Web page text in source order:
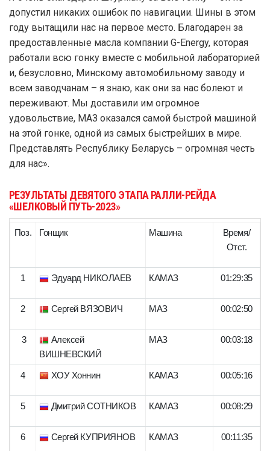
допустил никаких ошибок по навигации. Шины в этом
году вытащили нас на первое место. Благодарен за
предоставленные масла компании G-Energy, которая
работали всю гонку вместе с мобильной лабораторией
и, безусловно, Минскому автомобильному заводу и
всем заводчанам – я знаю, как они за нас болеют и
переживают. Мы доставили им огромное
удовольствие, МАЗ оказался самой быстрой машиной
на этой гонке, одной из самых быстрейших в мире.
Представлять Республику Беларусь – огромная честь
для нас».
РЕЗУЛЬТАТЫ ДЕВЯТОГО ЭТАПА РАЛЛИ-РЕЙДА
«ШЕЛКОВЫЙ ПУТЬ-2023»
Поз. Гонщик Машина
Время/
Отст.
1 Эдуард НИКОЛАЕВ КАМАЗ 01:29:35
2 Сергей ВЯЗОВИЧ МАЗ 00:02:50
3
Алексей
ВИШНЕВСКИЙ
МАЗ 00:03:18
4 ХОУ Хоннин КАМАЗ 00:05:16
5 Дмитрий СОТНИКОВ КАМАЗ 00:08:29
6 Сергей КУПРИЯНОВ КАМАЗ 00:11:35